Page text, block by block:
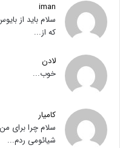
iman
سلام باید از
که از...
لادن
خوب...
کامیار
شیائومی ردم...